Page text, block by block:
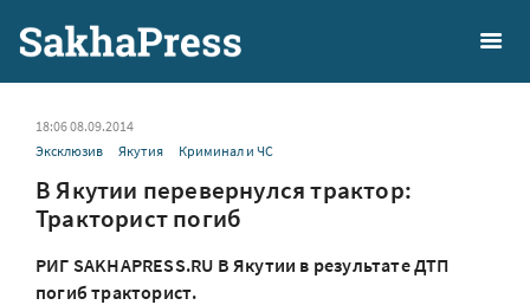
18:06 08.09.2014
Эксклюзив
Якутия Криминал и ЧС
В Якутии перевернулся трактор:
Тракторист погиб
РИГ SAKHAPRESS.RU В Якутии в результате ДТП
погиб тракторист.